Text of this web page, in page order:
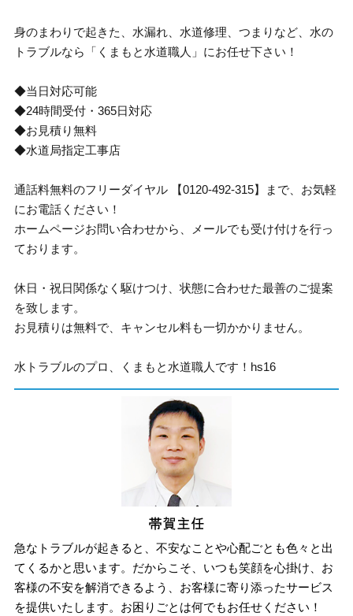
身のまわりで起きた、水漏れ、水道修理、つまりなど、水の
トラブルなら「くまもと水道職人」にお任せ下さい！
◆当日対応可能
◆24時間受付・365日対応
◆お見積り無料
◆水道局指定工事店
通話料無料のフリーダイヤル 【0120-492-315】まで、お気軽
にお電話ください！
ホームページお問い合わせから、メールでも受け付けを行っ
ております。
休日・祝日関係なく駆けつけ、状態に合わせた最善のご提案
を致します。
お見積りは無料で、キャンセル料も一切かかりません。
水トラブルのプロ、くまもと水道職人です！hs16
急なトラブルが起きると、不安なことや心配ごとも色々と出
てくるかと思います。だからこそ、いつも笑顔を心掛け、お
客様の不安を解消できるよう、お客様に寄り添ったサービス
を提供いたします。お困りごとは何でもお任せください！